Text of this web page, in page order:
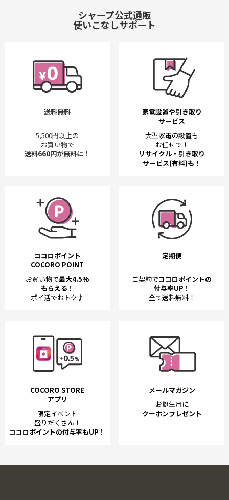
シャープ公式通販
使いこなしサポート
送料無料
5,500円以上の
お買い物で
送料660円が無料に！
家電設置や引き取り
サービス
大型家電の設置も
お任せで！
リサイクル・引き取り
サービス(有料)も！
ココロポイント
COCORO POINT
お買い物で最大4.5%
もらえる！
ポイ活でおトク♪
定期便
ご契約でココロポイントの
付与率UP！
全て送料無料！
COCORO STORE
アプリ
限定イベント
盛りだくさん！
ココロポイントの付与率もUP！
メールマガジン
お誕生月に
クーポンプレゼント